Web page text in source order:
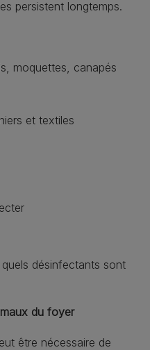
persistent longtemps.
moquettes, canapés
et textiles
désinfectants sont
du foyer
être nécessaire de